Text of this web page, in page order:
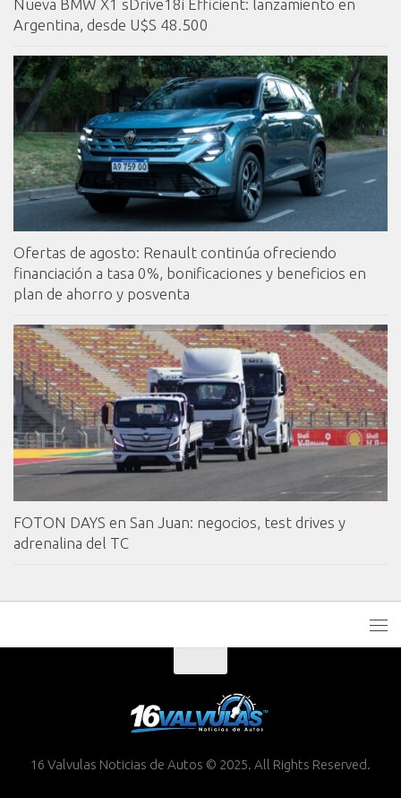
Nueva BMW X1 sDrive18i Efficient: lanzamiento en
Argentina, desde U$S 48.500
Ofertas de agosto: Renault continúa ofreciendo
financiación a tasa 0%, bonificaciones y beneficios en
plan de ahorro y posventa
FOTON DAYS en San Juan: negocios, test drives y
adrenalina del TC
16 Valvulas Noticias de Autos © 2025. All Rights Reserved.